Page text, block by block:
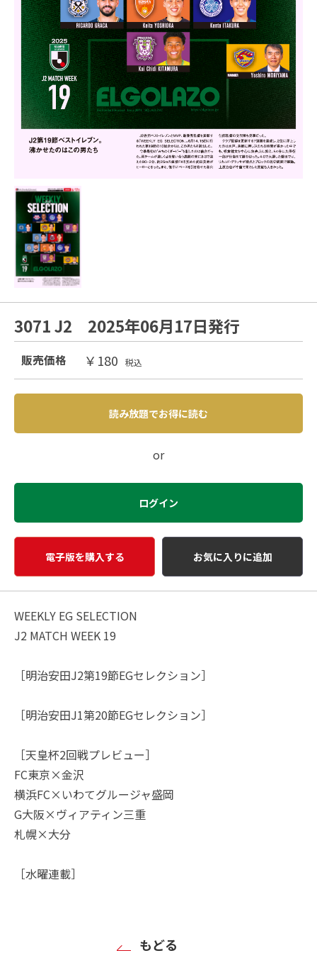
3071 J2 2025年06月17日発行
販売価格 ￥180 税込
読み放題でお得に読む
or
ログイン
電子版を購入する お気に入りに追加
WEEKLY EG SELECTION
J2 MATCH WEEK 19
［明治安田J2第19節EGセレクション］
［明治安田J1第20節EGセレクション］
［天皇杯2回戦プレビュー］
FC東京×金沢
横浜FC×いわてグルージャ盛岡
G大阪×ヴィアティン三重
札幌×大分
［水曜連載］
もどる